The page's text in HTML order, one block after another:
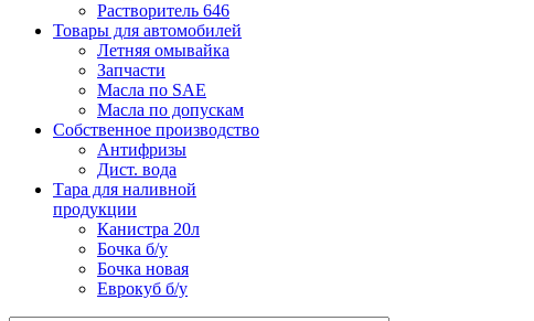
Растворитель 646
Товары для автомобилей
Летняя омывайка
Запчасти
Масла по SAE
Масла по допускам
Собственное производство
Антифризы
Дист. вода
Тара для наливной
продукции
Канистра 20л
Бочка б/у
Бочка новая
Еврокуб б/у